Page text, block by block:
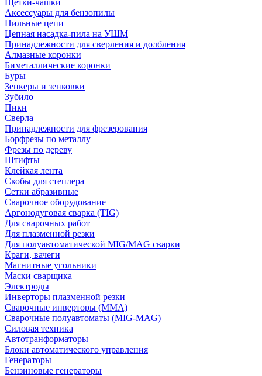
Щетки-чашки
Аксессуары для бензопилы
Пильные цепи
Цепная насадка-пила на УШМ
Принадлежности для сверления и долбления
Алмазные коронки
Биметаллические коронки
Буры
Зенкеры и зенковки
Зубило
Пики
Сверла
Принадлежности для фрезерования
Борфрезы по металлу
Фрезы по дереву
Штифты
Клейкая лента
Скобы для степлера
Сетки абразивные
Сварочное оборудование
Аргонодуговая сварка (TIG)
Для сварочных работ
Для плазменной резки
Для полуавтоматической MIG/MAG сварки
Краги, вачеги
Магнитные угольники
Маски сварщика
Электроды
Инверторы плазменной резки
Сварочные инверторы (MMA)
Сварочные полуавтоматы (MIG-MAG)
Силовая техника
Автотранформаторы
Блоки автоматического управления
Генераторы
Бензиновые генераторы